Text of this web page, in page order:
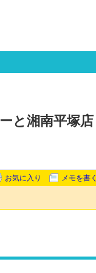
と湘南平塚店
お気に入り メモを書く